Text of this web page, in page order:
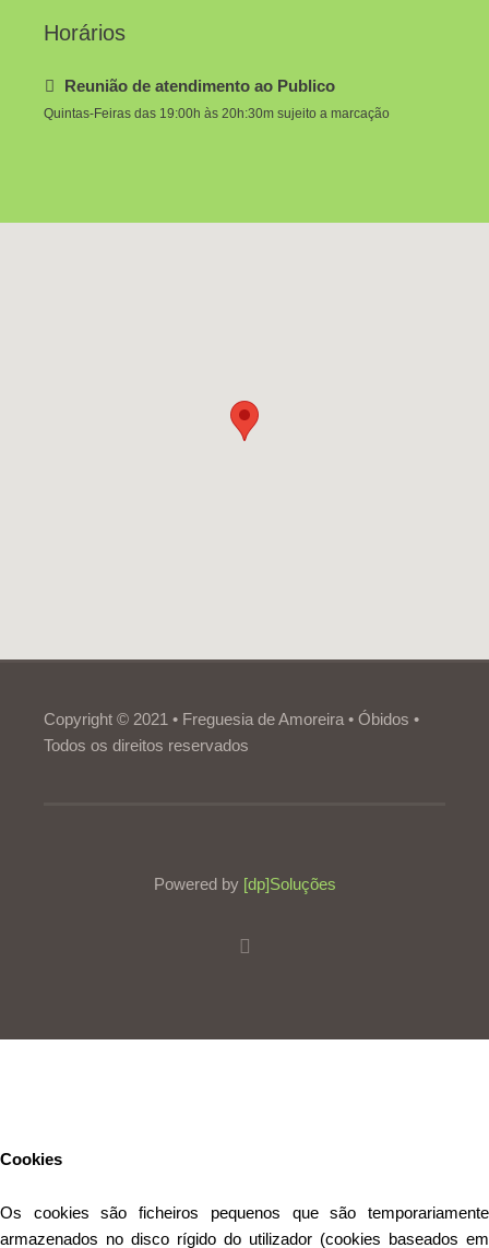
Horários
Reunião de atendimento ao Publico
Quintas-Feiras das 19:00h às 20h:30m sujeito a marcação
Copyright © 2021 • Freguesia de Amoreira • Óbidos •
Todos os direitos reservados
Powered by [dp]Soluções
Cookies
Os cookies são ficheiros pequenos que são temporariamente
armazenados no disco rígido do utilizador (cookies baseados em